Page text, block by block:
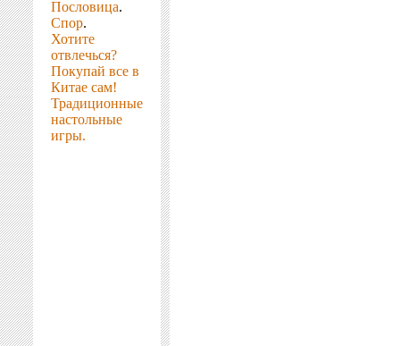
Пословица.
Спор.
Хотите
отвлечься?
Покупай все в
Китае сам!
Традиционные
настольные
игры.